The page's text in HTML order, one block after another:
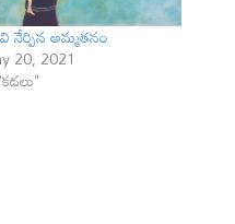
నేర్పిన అమ్మతనం
20, 2021